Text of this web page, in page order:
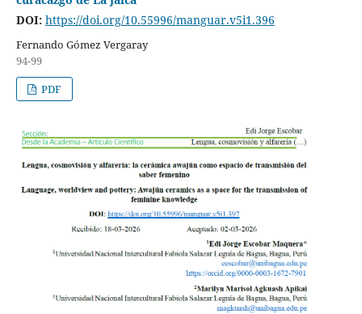
DOI: https://doi.org/10.55996/manguar.v5i1.396
Fernando Gómez Vergaray
94-99
PDF